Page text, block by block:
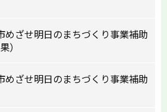
めざせ明日のまちづくり事業補助
）
めざせ明日のまちづくり事業補助